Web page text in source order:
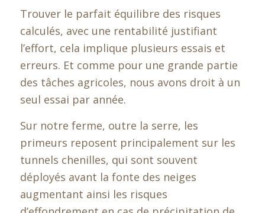
Trouver le parfait équilibre des risques
calculés, avec une rentabilité justifiant
l’effort, cela implique plusieurs essais et
erreurs. Et comme pour une grande partie
des tâches agricoles, nous avons droit à un
seul essai par année.
Sur notre ferme, outre la serre, les
primeurs reposent principalement sur les
tunnels chenilles, qui sont souvent
déployés avant la fonte des neiges
augmentant ainsi les risques